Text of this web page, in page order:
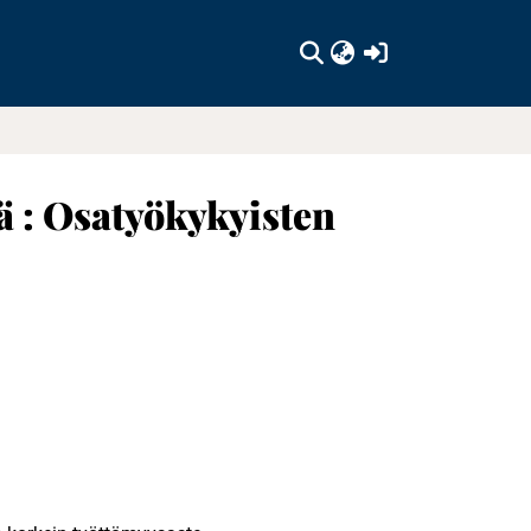
: Osatyökykyisten